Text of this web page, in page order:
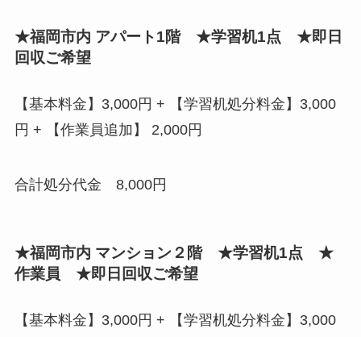
★福岡市内 アパート1階 ★学習机1点 ★即日
回収ご希望
【基本料金】3,000円 + 【学習机処分料金】3,000
円 + 【作業員追加】 2,000円
合計処分代金 8,000円
★福岡市内 マンション２階 ★学習机1点 ★
作業員 ★即日回収ご希望
【基本料金】3,000円 + 【学習机処分料金】3,000